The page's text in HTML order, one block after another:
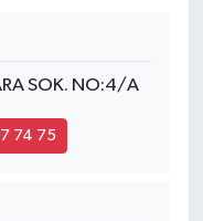
SOK. NO:4/A
74 75